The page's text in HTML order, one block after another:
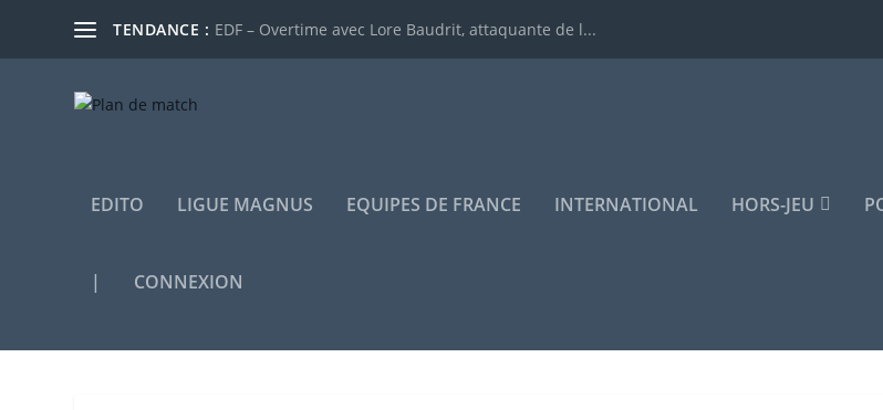
TENDANCE : EDF – Overtime avec Lore Baudrit, attaquante de l...
EDITO LIGUE MAGNUS EQUIPES DE FRANCE INTERNATIONAL HORS-JEU
| CONNEXION